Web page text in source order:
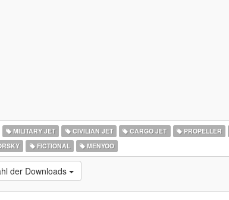
MILITARY JET CIVILIAN JET CARGO JET PROPELLER
FICTIONAL MENYOO
der Downloads